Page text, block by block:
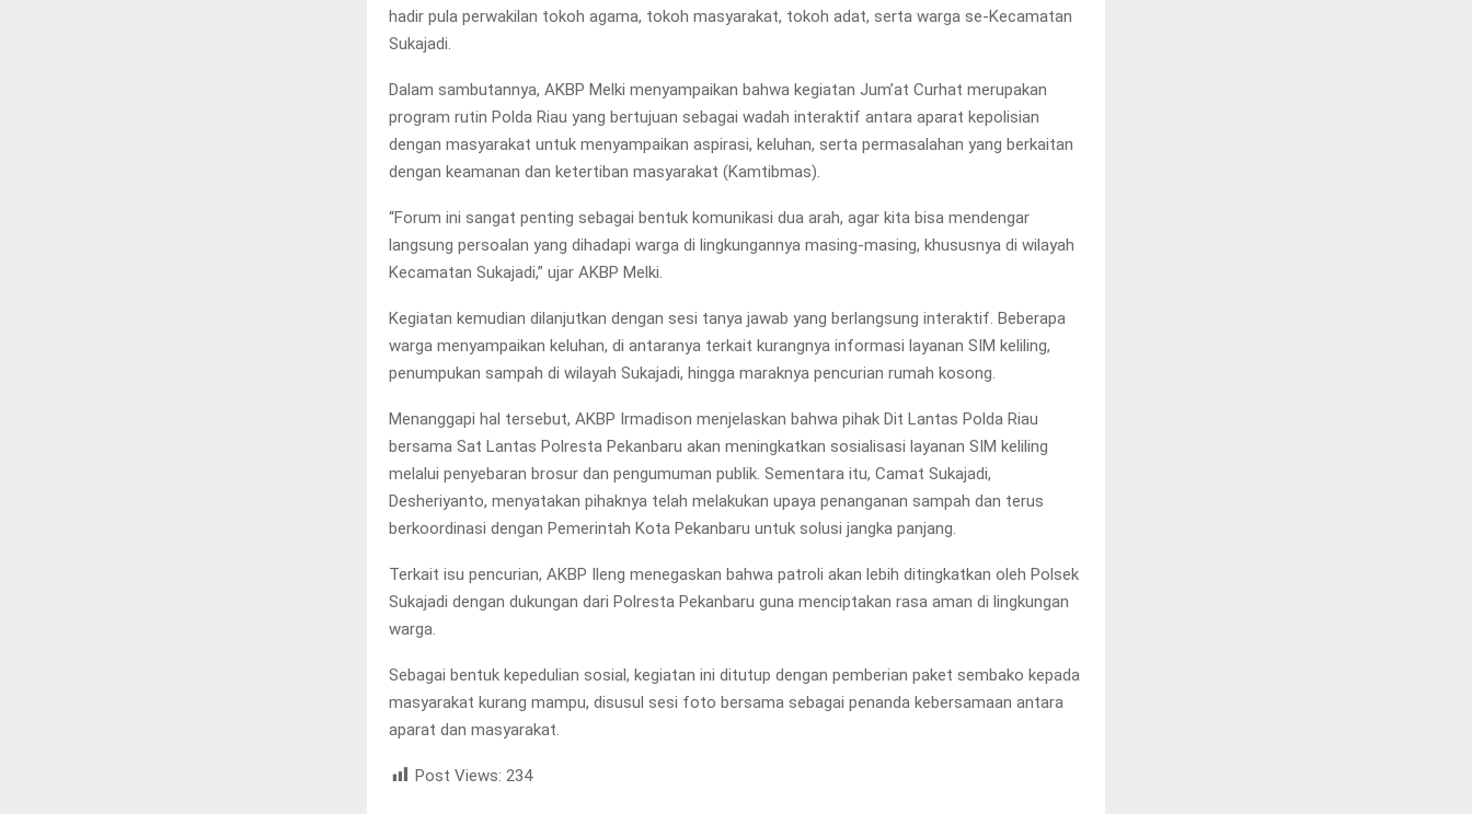
hadir pula perwakilan tokoh agama, tokoh masyarakat, tokoh adat, serta warga se-Kecamatan
Sukajadi.
Dalam sambutannya, AKBP Melki menyampaikan bahwa kegiatan Jum’at Curhat merupakan
program rutin Polda Riau yang bertujuan sebagai wadah interaktif antara aparat kepolisian
dengan masyarakat untuk menyampaikan aspirasi, keluhan, serta permasalahan yang berkaitan
dengan keamanan dan ketertiban masyarakat (Kamtibmas).
“Forum ini sangat penting sebagai bentuk komunikasi dua arah, agar kita bisa mendengar
langsung persoalan yang dihadapi warga di lingkungannya masing-masing, khususnya di wilayah
Kecamatan Sukajadi,” ujar AKBP Melki.
Kegiatan kemudian dilanjutkan dengan sesi tanya jawab yang berlangsung interaktif. Beberapa
warga menyampaikan keluhan, di antaranya terkait kurangnya informasi layanan SIM keliling,
penumpukan sampah di wilayah Sukajadi, hingga maraknya pencurian rumah kosong.
Menanggapi hal tersebut, AKBP Irmadison menjelaskan bahwa pihak Dit Lantas Polda Riau
bersama Sat Lantas Polresta Pekanbaru akan meningkatkan sosialisasi layanan SIM keliling
melalui penyebaran brosur dan pengumuman publik. Sementara itu, Camat Sukajadi,
Desheriyanto, menyatakan pihaknya telah melakukan upaya penanganan sampah dan terus
berkoordinasi dengan Pemerintah Kota Pekanbaru untuk solusi jangka panjang.
Terkait isu pencurian, AKBP Ileng menegaskan bahwa patroli akan lebih ditingkatkan oleh Polsek
Sukajadi dengan dukungan dari Polresta Pekanbaru guna menciptakan rasa aman di lingkungan
warga.
Sebagai bentuk kepedulian sosial, kegiatan ini ditutup dengan pemberian paket sembako kepada
masyarakat kurang mampu, disusul sesi foto bersama sebagai penanda kebersamaan antara
aparat dan masyarakat.
Post Views: 234